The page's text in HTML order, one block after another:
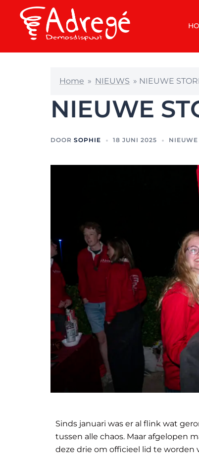
Home » NIEUWS » NIEUWE
NIEUWE
DOOR SOPHIE 18 JUNI 2025 NIEUWE
Sinds januari was er al flink wat
tussen alle chaos. Maar afgelopen
deze drie om officieel lid te worden